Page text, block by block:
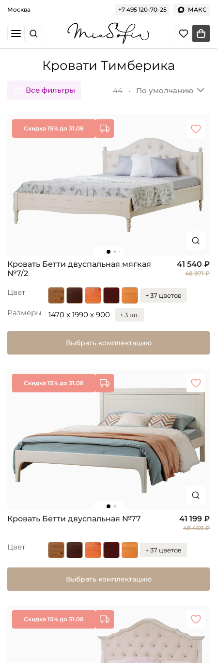
Москва +7 495 120-70-25 МАКС
Кровати Тимберика
Все фильтры 44 • По умолчанию
Скидка 15% до 31.08
Кровать Бетти двуспальная мягкая
№7/2
41 540 ₽
48 871 ₽
Цвет + 37 цветов
Размеры 1470 x 1990 x 900 + 3 шт.
Выбрать комплектацию
Скидка 15% до 31.08
Кровать Бетти двуспальная №77 41 199 ₽
48 469 ₽
Цвет + 37 цветов
Выбрать комплектацию
Скидка 15% до 31.08